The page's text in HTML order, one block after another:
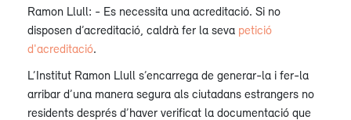
Ramon Llull: - Es necessita una acreditació. Si no
disposen d’acreditació, caldrà fer la seva petició
d'acreditació.
L’Institut Ramon Llull s’encarrega de generar-la i fer-la
arribar d’una manera segura als ciutadans estrangers no
residents després d’haver verificat la documentació que